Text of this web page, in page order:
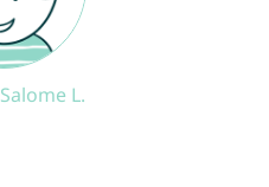
Salome L.